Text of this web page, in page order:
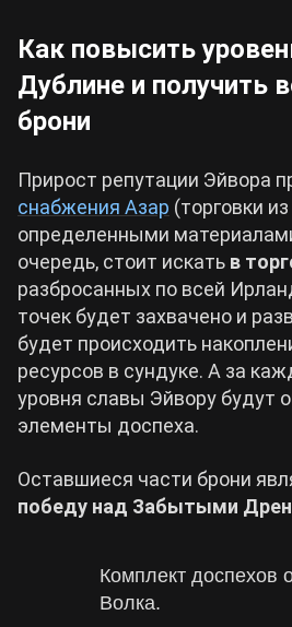
Как повысить
Дублине и получить
брони
Прирост репутации Эйвора
снабжения Азар (торговки
определенными
очередь, стоит искать в
разбросанных по всей
точек будет захвачено и
будет происходить
ресурсов в сундуке. А за
уровня славы Эйвору будут
элементы доспеха.
Оставшиеся части брони
победу над Забытыми
Комплект доспехов
Волка.